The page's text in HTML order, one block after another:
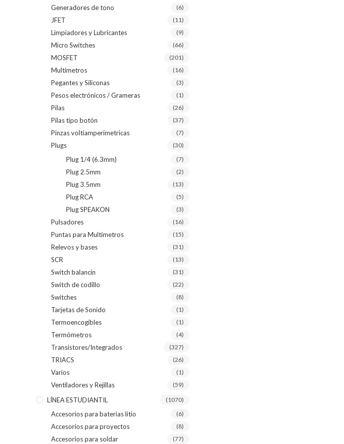
Generadores de tono (6)
JFET (11)
Limpiadores y Lubricantes (9)
Micro Switches (66)
MOSFET (201)
Multímetros (16)
Pegantes y Siliconas (3)
Pesos electrónicos / Grameras (1)
Pilas (26)
Pilas tipo botón (37)
Pinzas voltiamperimetricas (7)
Plugs (30)
Plug 1/4 (6.3mm) (7)
Plug 2.5mm (2)
Plug 3.5mm (13)
Plug RCA (5)
Plug SPEAKON (3)
Pulsadores (16)
Puntas para Multímetros (15)
Relevos y bases (31)
SCR (13)
Switch balancin (31)
Switch de codillo (22)
Switches (8)
Tarjetas de Sonido (1)
Termoencogibles (1)
Termómetros (4)
Transistores/Integrados (327)
TRIACS (26)
Varios (1)
Ventiladores y Rejillas (59)
LÍNEA ESTUDIANTIL (1070)
Accesorios para baterias litio (6)
Accesorios para proyectos (8)
Accesorios para soldar (77)